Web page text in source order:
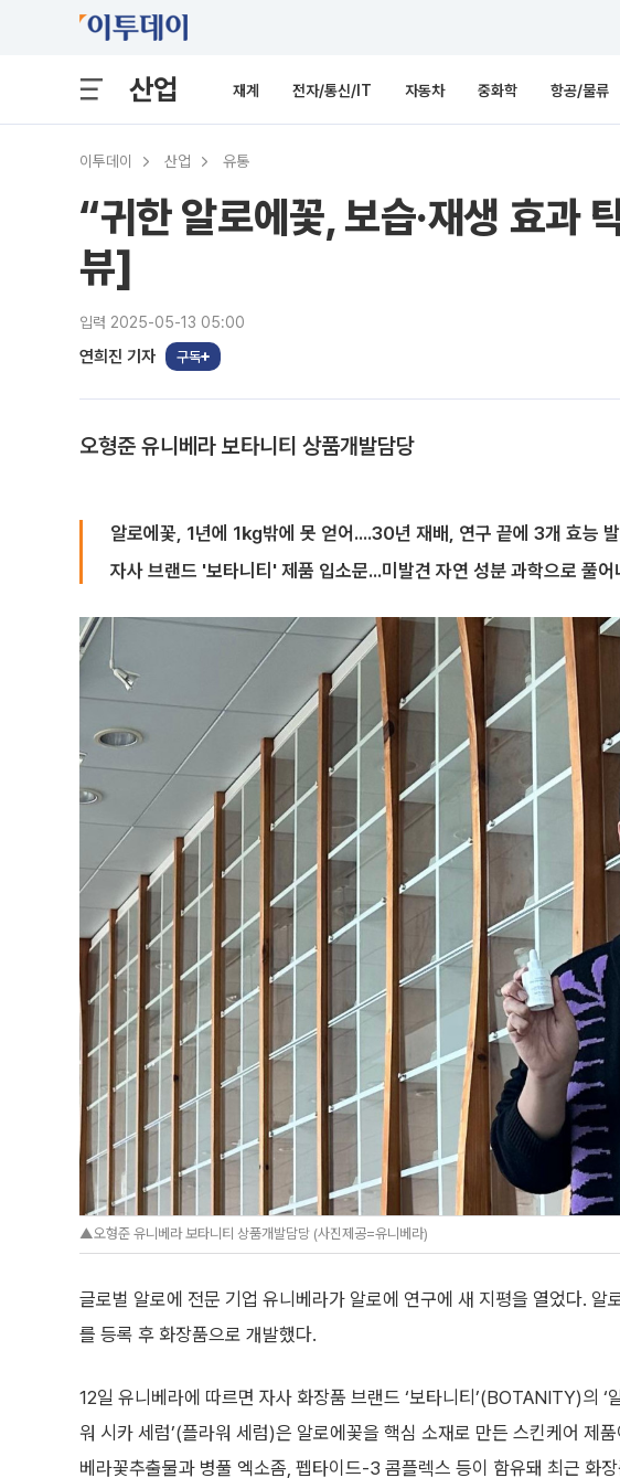
산업 재계 전자/통신/IT 자동차 중화학 항공/물류
이투데이 산업 유통
“귀한 알로에꽃, 보습·재생 효과
뷰]
입력 2025-05-13 05:00
연희진 기자 구독
오형준 유니베라 보타니티 상품개발담당
알로에꽃, 1년에 1㎏밖에 못 얻어....30년 재배, 연구 끝에 3개 효능
자사 브랜드 '보타니티' 제품 입소문...미발견 자연 성분 과학으로 풀어
▲오형준 유니베라 보타니티 상품개발담당 (사진제공=유니베라)
글로벌 알로에 전문 기업 유니베라가 알로에 연구에 새 지평을 열었다. 알
를 등록 후 화장품으로 개발했다.
12일 유니베라에 따르면 자사 화장품 브랜드 ‘보타니티’(BOTANITY)의 ‘
워 시카 세럼’(플라워 세럼)은 알로에꽃을 핵심 소재로 만든 스킨케어 제품
베라꽃추출물과 병풀 엑소좀, 펩타이드-3 콤플렉스 등이 함유돼 최근 화